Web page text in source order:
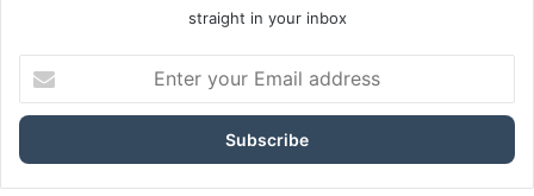
straight in your inbox
t
r
y